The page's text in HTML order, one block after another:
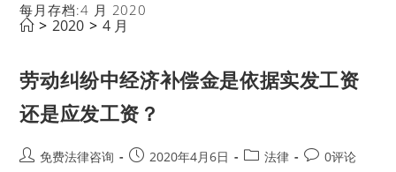
每月存档:4 月 2020
> 2020 > 4 月
劳动纠纷中经济补偿金是依据实发工资
还是应发工资？
Post免费法律咨询
Post2020年4月6日
Post法律
Post0评论